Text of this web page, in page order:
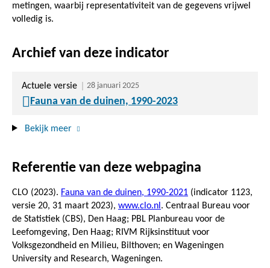
metingen, waarbij representativiteit van de gegevens vrijwel
volledig is.
Archief van deze indicator
Actuele versie 28 januari 2025
Fauna van de duinen, 1990-2023
Bekijk meer
Referentie van deze webpagina
CLO (2023). Fauna van de duinen, 1990-2021 (indicator 1123,
versie 20, 31 maart 2023), www.clo.nl . Centraal Bureau voor
de Statistiek (CBS), Den Haag; PBL Planbureau voor de
Leefomgeving, Den Haag; RIVM Rijksinstituut voor
Volksgezondheid en Milieu, Bilthoven; en Wageningen
University and Research, Wageningen.